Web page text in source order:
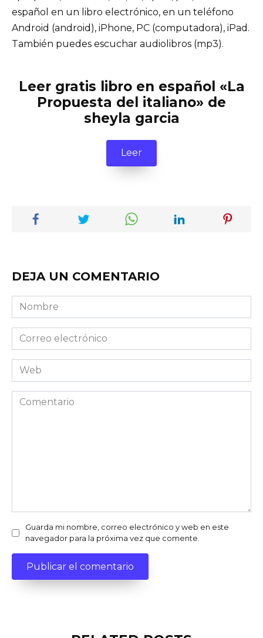
español en un libro electrónico, en un teléfono
Android (android), iPhone, PC (computadora), iPad.
También puedes escuchar audiolibros (mp3).
Leer gratis libro en español «La
Propuesta del italiano» de
sheyla garcia
Leer
DEJA UN COMENTARIO
Nombre
Correo
electrónico
Web
Comentario
Guarda mi nombre, correo electrónico y web en este
navegador para la próxima vez que comente.